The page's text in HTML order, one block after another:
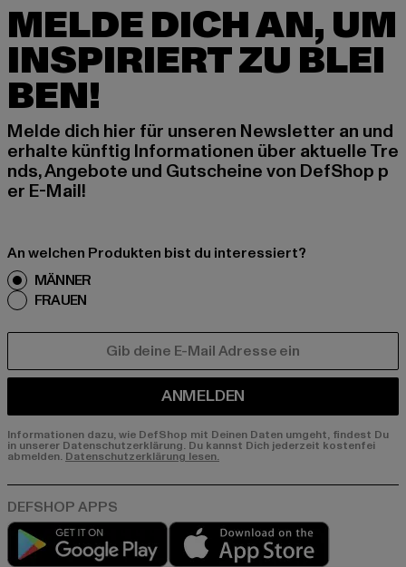
MELDE DICH AN, UM
INSPIRIERT ZU BLEI
BEN!
Melde dich hier für unseren Newsletter an und
erhalte künftig Informationen über aktuelle Tre
nds, Angebote und Gutscheine von DefShop p
er E-Mail!
An welchen Produkten bist du interessiert?
MÄNNER
FRAUEN
ANMELDEN
Informationen dazu, wie DefShop mit Deinen Daten umgeht, findest Du
in unserer Datenschutzerklärung. Du kannst Dich jederzeit kostenfei
abmelden.Datenschutzerklärung lesen.
Play market